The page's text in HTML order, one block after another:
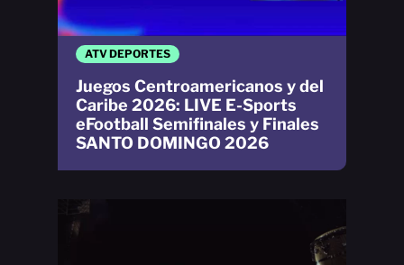
ATV DEPORTES
Juegos Centroamericanos y del
Caribe 2026: LIVE E-Sports
eFootball Semifinales y Finales
SANTO DOMINGO 2026